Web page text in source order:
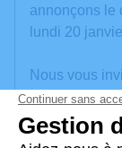
annonçons le
lundi 20
Nous vous
vos
une anecdote
poèmes ou